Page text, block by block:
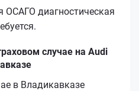
диагностическая
случае на Audi
в Владикавказе